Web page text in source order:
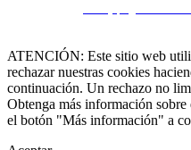
ATENCIÓN: Este sitio web
rechazar nuestras cookies
continuación. Un rechazo no
Obtenga más información
el botón "Más información" a